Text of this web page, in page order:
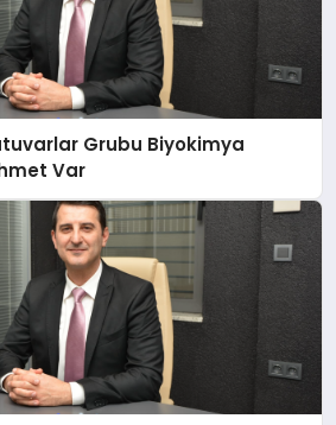
Grubu Biyokimya
Var